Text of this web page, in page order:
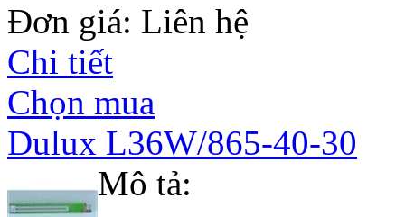
Đơn giá: Liên hệ
Chi tiết
Chọn mua
Dulux L36W/865-40-30
Mô tả: